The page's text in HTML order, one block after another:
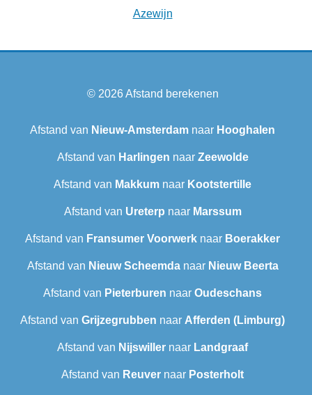
Azewijn
© 2026Afstand berekenen
Afstand van Nieuw-Amsterdam naar Hooghalen
Afstand van Harlingen naar Zeewolde
Afstand van Makkum naar Kootstertille
Afstand van Ureterp naar Marssum
Afstand van Fransumer Voorwerk naar Boerakker
Afstand van Nieuw Scheemdanaar Nieuw Beerta
Afstand van Pieterburen naar Oudeschans
Afstand van Grijzegrubben naar Afferden (Limburg)
Afstand van Nijswiller naar Landgraaf
Afstand van Reuver naar Posterholt